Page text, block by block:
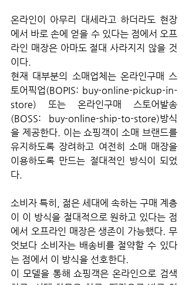
온라인이 아무리 대세라고 하더라도 현장
에서 바로 손에 얻을 수 있다는 점에서 오프
라인 매장은 아마도 절대 사라지지 않을 것
이다.
현재 대부분의 소매업체는 온라인구매 스
토어픽업(BOPIS: buy-online-pickup-in-
store) 또는 온라인구매 스토어발송
(BOSS: buy-online-ship-to-store)방식
을 제공한다. 이는 쇼핑객이 소매 브랜드를
유지하도록 장려하고 여전히 소매 매장을
이용하도록 만드는 절대적인 방식이 되었
다.
소비자 특히, 젊은 세대에 속하는 구매 계층
이 이 방식을 절대적으로 원하고 있다는 점
에서 오프라인 매장은 생존이 가능했다. 무
엇보다 소비자는 배송비를 절약할 수 있다
는 점에서 이 방식을 선호한다.
이 모델을 통해 쇼핑객은 온라인으로 검색